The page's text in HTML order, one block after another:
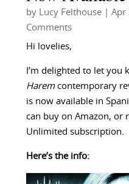
by Lucy Felthouse| Apr
Comments
Hi lovelies,
I’m delighted to let you
Harem contemporary
is now available in
can buy on Amazon, or
Unlimited subscription.
Here’s the info: